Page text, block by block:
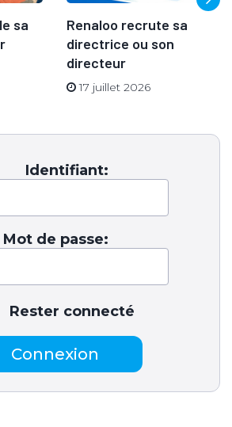
sa
Renaloo recrute sa
directrice ou son
directeur
17 juillet 2026
Identifiant:
Mot de passe:
Rester connecté
Connexion